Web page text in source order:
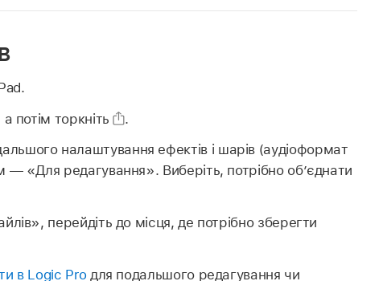
потім торкніть
.
налаштування ефектів і шарів (аудіоформат
«Для редагування». Виберіть, потрібно обʼєднати
перейдіть до місця, де потрібно зберегти
в Logic Proдля подальшого редагування чи